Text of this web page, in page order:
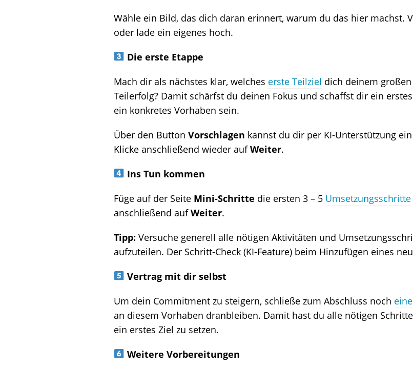
Wähle ein Bild, das dich daran erinnert, warum du das hier machst.
oder lade ein eigenes hoch.
Die erste Etappe
Mach dir als nächstes klar, welches erste Teilziel dich deinem
Teilerfolg? Damit schärfst du deinen Fokus und schaffst dir ein
ein konkretes Vorhaben sein.
Über den Button Vorschlagen kannst du dir per KI-Unterstützung
Klicke anschließend wieder aufWeiter.
Ins Tun kommen
Füge auf der Seite Mini-Schritte die ersten 3 – 5 Umsetzungsschritte
anschließend aufWeiter.
Tipp: Versuche generell alle nötigen Aktivitäten und
aufzuteilen. Der Schritt-Check (KI-Feature) beim Hinzufügen eines
Vertrag mit dir selbst
Um dein Commitment zu steigern, schließe zum Abschluss noch
an diesem Vorhaben dranbleiben. Damit hast du alle nötigen
ein erstes Ziel zu setzen.
Weitere Vorbereitungen